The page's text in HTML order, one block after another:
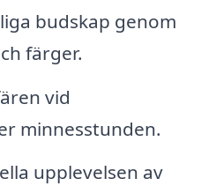
budskap genom
färger.
vid
minnesstunden.
upplevelsen av